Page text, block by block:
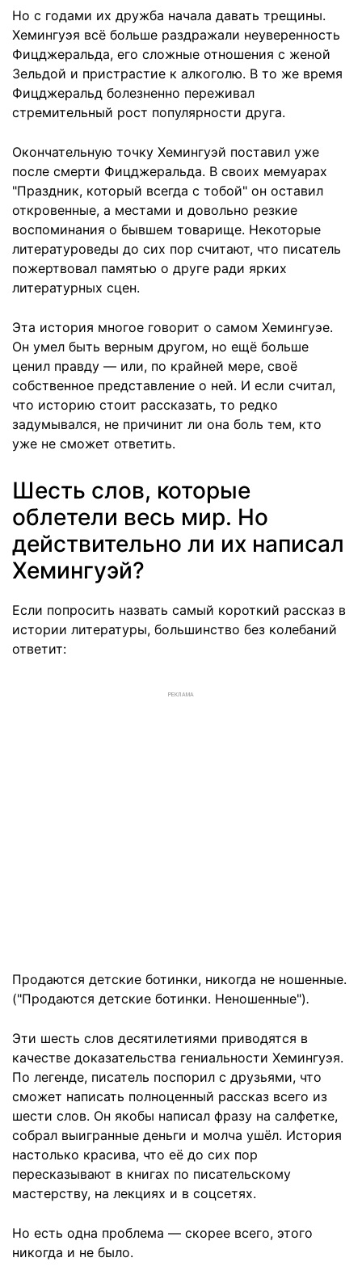
Но с годами их дружба начала давать трещины.
Хемингуэя всё больше раздражали неуверенность
Фицджеральда, его сложные отношения с женой
Зельдой и пристрастие к алкоголю. В то же время
Фицджеральд болезненно переживал
стремительный рост популярности друга.
Окончательную точку Хемингуэй поставил уже
после смерти Фицджеральда. В своих мемуарах
"Праздник, который всегда с тобой" он оставил
откровенные, а местами и довольно резкие
воспоминания о бывшем товарище. Некоторые
литературоведы до сих пор считают, что писатель
пожертвовал памятью о друге ради ярких
литературных сцен.
Эта история многое говорит о самом Хемингуэе.
Он умел быть верным другом, но ещё больше
ценил правду — или, по крайней мере, своё
собственное представление о ней. И если считал,
что историю стоит рассказать, то редко
задумывался, не причинит ли она боль тем, кто
уже не сможет ответить.
Шесть слов, которые
облетели весь мир. Но
действительно ли их написал
Хемингуэй?
Если попросить назвать самый короткий рассказ в
истории литературы, большинство без колебаний
ответит:
РЕКЛАМА
Продаются детские ботинки, никогда не ношенные.
("Продаются детские ботинки. Неношенные").
Эти шесть слов десятилетиями приводятся в
качестве доказательства гениальности Хемингуэя.
По легенде, писатель поспорил с друзьями, что
сможет написать полноценный рассказ всего из
шести слов. Он якобы написал фразу на салфетке,
собрал выигранные деньги и молча ушёл. История
настолько красива, что её до сих пор
пересказывают в книгах по писательскому
мастерству, на лекциях и в соцсетях.
Но есть одна проблема — скорее всего, этого
никогда и не было.